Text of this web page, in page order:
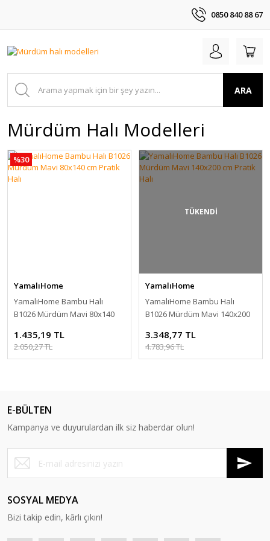
0850 840 88 67
ARA
Mürdüm Halı Modelleri
%30
YamalıHome
YamalıHome Bambu Halı
B1026 Mürdüm Mavi 80x140
1.435,19 TL
2.050,27 TL
TÜKENDİ
YamalıHome
YamalıHome Bambu Halı
B1026 Mürdüm Mavi 140x200
3.348,77 TL
4.783,96 TL
E-BÜLTEN
Kampanya ve duyurulardan ilk siz haberdar olun!
SOSYAL MEDYA
Bizi takip edin, kârlı çıkın!